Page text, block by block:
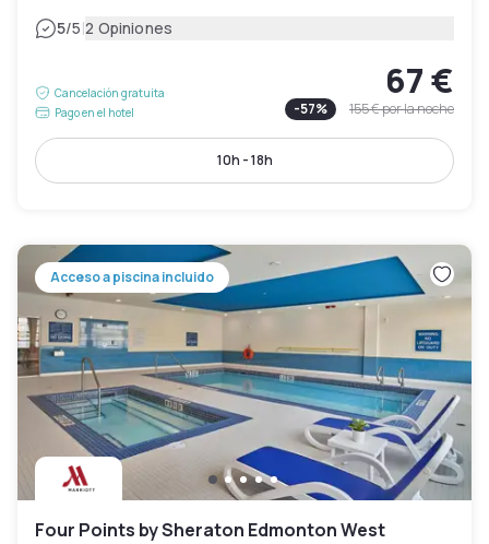
5/5|2 Opiniones
Cancelación gratuita
Pago en el hotel
67 €
-57% 155 €por la noche
10h - 18h
Acceso a piscina incluido
Four Points by Sheraton Edmonton West